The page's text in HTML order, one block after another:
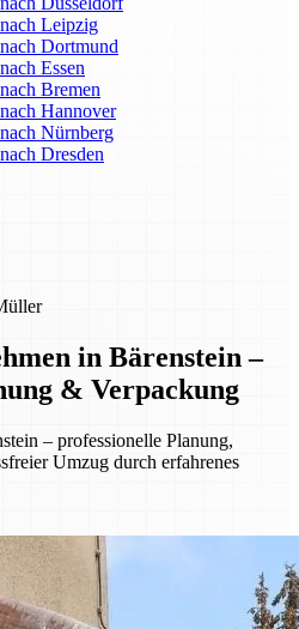
Leipzig
Dortmund
Essen
Bremen
Hannover
Nürnberg
Dresden
in Bärenstein –
& Verpackung
– professionelle Planung,
Umzug durch erfahrenes